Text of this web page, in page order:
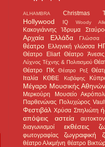
ALHAMBRA Christmas
Hollywood IQ Woody
Κακογιάννης
Ίδρυμα
Αρχαία Ελλάδα Γλώσσα
θέατρο Ελληνική γλώσσα
Θέατρο Eliart Θέατρο Άνεσις
Λύχνος Τέχνης & Πολιτισμού
Θέατρο ΠΚ
Θέατρο Ρεξ
Ιταλία ΚΘΒΕ Καβάφης
Μέγαρο Μουσικής Αθηνών
Μερκούρη
Μουσείο
Παρθενώνας Πολυχώρος
Φεστιβάλ Χρύσα Σπηλιώτη
απόψεις
αστεία
διαγωνισμοί
εκθέσεις
φωτογραφίας
ζωγραφική
θέατρο Αλκμήνη θέατρο